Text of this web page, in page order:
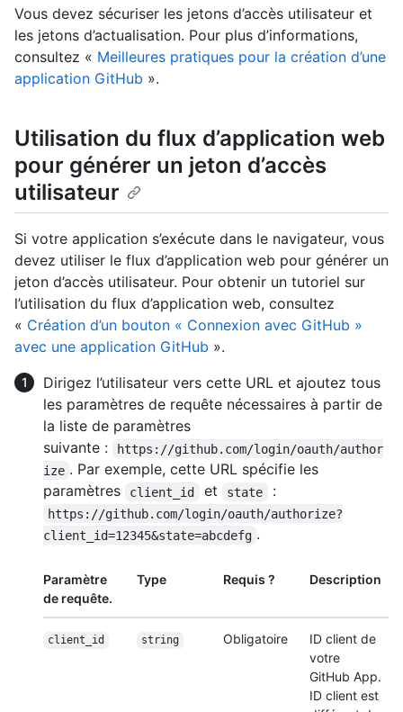
Vous devez sécuriser les jetons d’accès utilisateur et
les jetons d’actualisation. Pour plus d’informations,
consultez « Meilleures pratiques pour la création d’une
application GitHub ».
Utilisation du flux d’application web
pour générer un jeton d’accès
utilisateur
Si votre application s’exécute dans le navigateur, vous
devez utiliser le flux d’application web pour générer un
jeton d’accès utilisateur. Pour obtenir un tutoriel sur
l’utilisation du flux d’application web, consultez
« Création d’un bouton « Connexion avec GitHub »
avec une application GitHub ».
Dirigez l’utilisateur vers cette URL et ajoutez tous
les paramètres de requête nécessaires à partir de
la liste de paramètres
suivante :
https://github.com/login/oauth/author
ize . Par exemple, cette URL spécifie les
paramètres
client_id et state :
https://github.com/login/oauth/authorize?
client_id=12345&state=abcdefg .
Paramètre
de requête.
Type Requis ? Description
client_id string Obligatoire
ID client de
votre
GitHub App.
ID client est